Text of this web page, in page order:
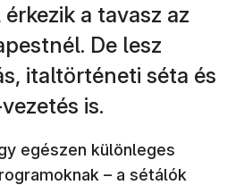
a tavasz az
De lesz
italtörténeti séta és
is.
egészen különleges
– a sétálók